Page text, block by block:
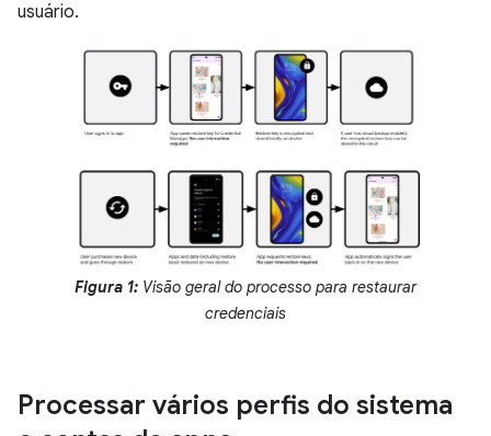
usuário.
Figura 1: Visão geral do processo para restaurar
credenciais
Processar vários perfis do sistema